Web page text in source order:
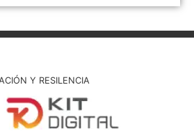
Y RESILENCIA